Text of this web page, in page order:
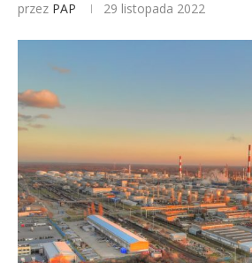
przez PAP 29 listopada 2022